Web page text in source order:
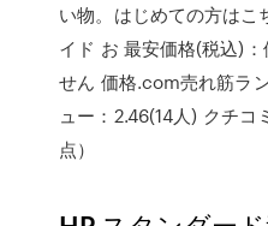
い物。はじめての方はこ
イド お 最安価格(税込)
せん 価格.com売れ筋ラ
ュー：2.46(14人) クチ
点）